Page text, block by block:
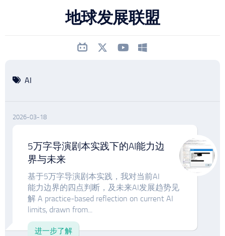
地球发展联盟
AI
2026-03-18
5万字导演剧本实践下的AI能力边
界与未来
基于5万字导演剧本实践，我对当前AI
能力边界的四点判断，及未来AI发展趋势见
解 A practice-based reflection on current AI
limits, drawn from...
进一步了解